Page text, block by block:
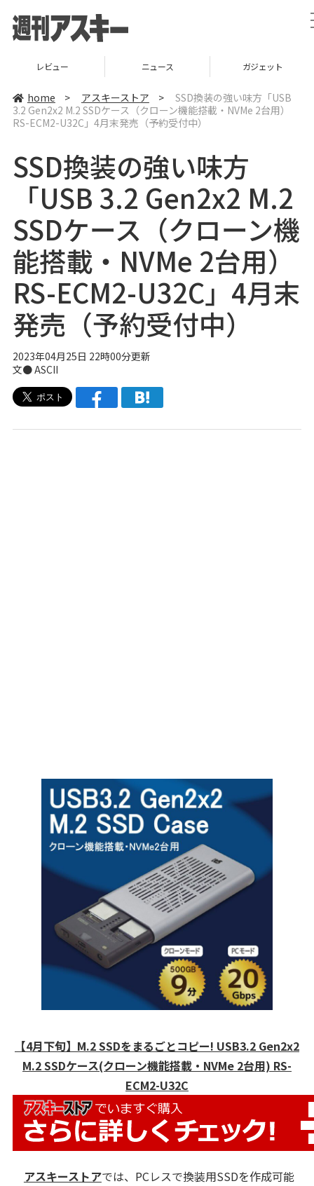
レビュー ニュース ガジェット
home > アスキーストア >
SSD換装の強い味方「USB
3.2 Gen2x2 M.2 SSDケース（クローン機能搭載・NVMe 2台用）
RS-ECM2-U32C」4月末発売（予約受付中）
SSD換装の強い味方
「USB 3.2 Gen2x2 M.2
SSDケース（クローン機
能搭載・NVMe 2台用）
RS-ECM2-U32C」4月末
発売（予約受付中）
2023年04月25日 22時00分更新
文● ASCII
【4月下旬】M.2 SSDをまるごとコピー! USB3.2 Gen2x2
M.2 SSDケース(クローン機能搭載・NVMe 2台用) RS-
ECM2-U32C
アスキーストアでは、PCレスで換装用SSDを作成可能